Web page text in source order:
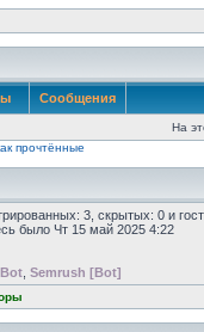
Сообщения
На
прочтённые
3, скрытых: 0 и
было Чт 15 май 2025 4:22
Semrush [Bot]